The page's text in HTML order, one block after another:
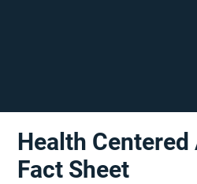
Health Centered
Fact Sheet